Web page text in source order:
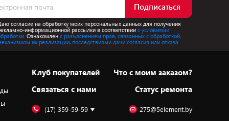
Подписаться
согласие на обработку моих персональных данных для получения
информационной рассылки в соответствиис условиями
Ознакомлен с разъяснением прав, связанных с обработкой,
их реализации, последствиями дачи согласия или отказа.
Клуб покупателей
Cвязаться с нами
Что с моим заказом?
Статус ремонта
(17) 359-59-59 275@5element.by